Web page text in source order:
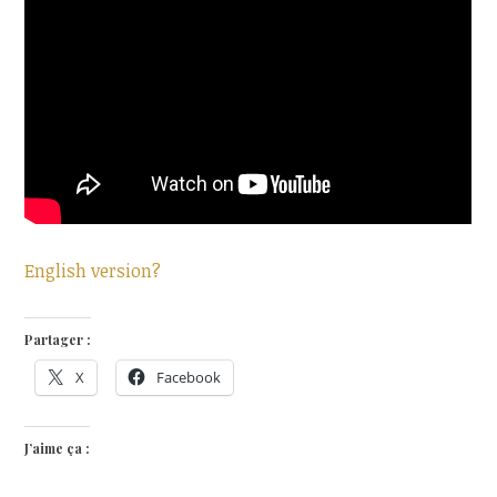
English version?
Partager :
X Facebook
J’aime ça :